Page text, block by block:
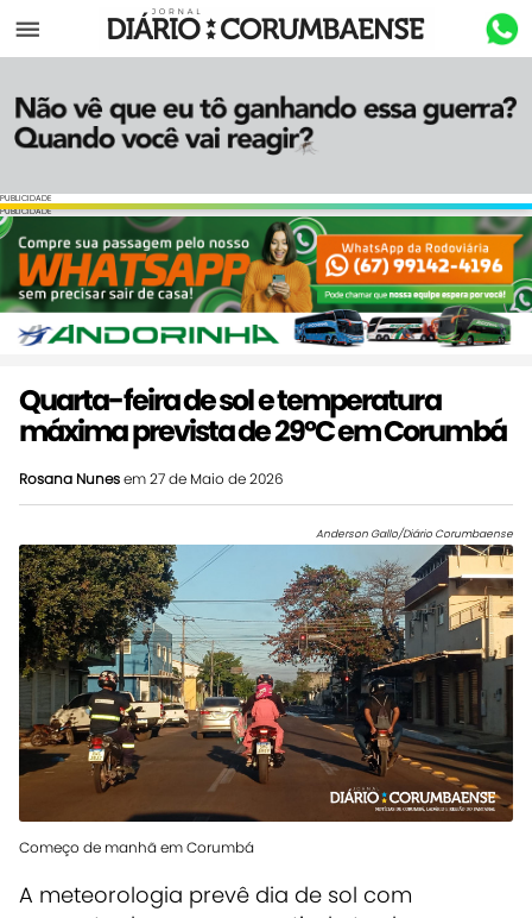
Menu
PUBLICIDADE
PUBLICIDADE
Quarta-feira de sol e temperatura
máxima prevista de 29ºC em Corumbá
Rosana Nunesem 27 de Maio de 2026
Anderson Gallo/Diário Corumbaense
Começo de manhã em Corumbá
A meteorologia prevê dia de sol com